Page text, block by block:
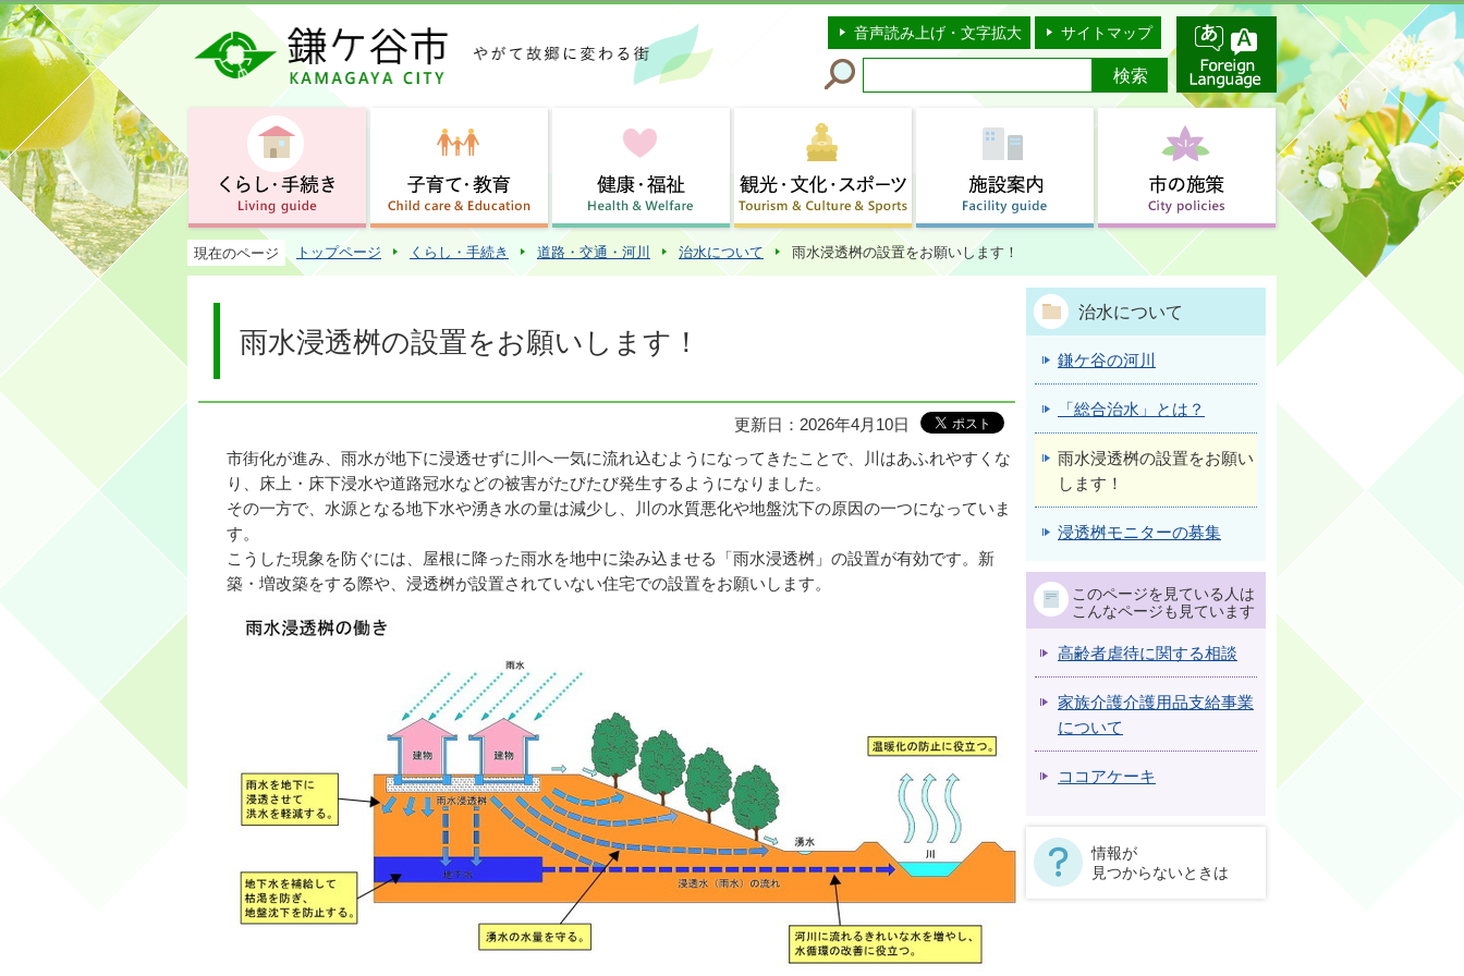
このページの本文へ移動
音声読み上げ・文字拡大 サイトマップ
現在のページ トップページ くらし・手続き 道路・交通・河川 治水について 雨水浸透桝の設置をお願いします！
雨水浸透桝の設置をお願いします！
更新日：2026年4月10日
市街化が進み、雨水が地下に浸透せずに川へ一気に流れ込むようになってきたことで、川はあふれやすくな
り、床上・床下浸水や道路冠水などの被害がたびたび発生するようになりました。
その一方で、水源となる地下水や湧き水の量は減少し、川の水質悪化や地盤沈下の原因の一つになっていま
す。
こうした現象を防ぐには、屋根に降った雨水を地中に染み込ませる「雨水浸透桝」の設置が有効です。新
築・増改築をする際や、浸透桝が設置されていない住宅での設置をお願いします。
治水について
鎌ケ谷の河川
「総合治水」とは？
雨水浸透桝の設置をお願い
します！
浸透桝モニターの募集
このページを見ている人は
こんなページも見ています
高齢者虐待に関する相談
家族介護介護用品支給事業
について
ココアケーキ
情報が
見つからないときは